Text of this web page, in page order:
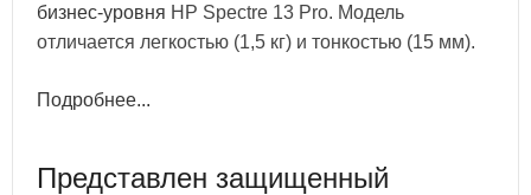
бизнес-уровня HP Spectre 13 Pro. Модель
отличается легкостью (1,5 кг) и тонкостью (15 мм).
Подробнее...
Представлен защищенный